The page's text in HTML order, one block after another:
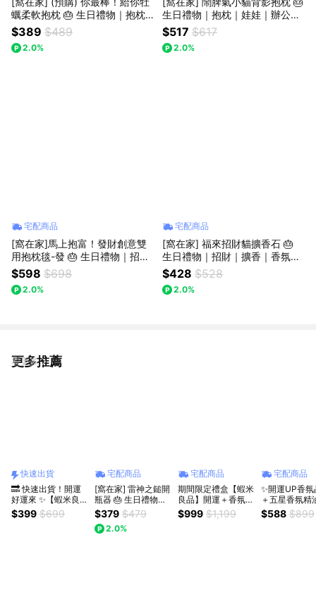
蠣柔軟抱枕 🎂 生日禮物｜抱枕
｜娃娃｜療癒｜獅子座｜七夕禮
物｜父親節
$389 $489
2.0%
生日禮物｜抱枕｜娃娃｜辦公室
｜貓咪｜療癒｜實用｜同事｜上
班族｜貓奴｜獅子座｜七夕禮物
｜父親節
$517 $617
2.0%
宅配商品
[窩在家]馬上抱富！發財創意雙
用抱枕毯-發 🎂 生日禮物｜招財
｜抱枕｜娃娃｜開運納福｜午睡
毯｜毯子｜療癒｜升遷升職｜喬
遷｜開業開店｜實用｜同事｜上
$598 $698
2.0%
宅配商品
[窩在家] 福來招財貓擴香石 🎂
生日禮物｜招財｜擴香｜香氛｜
療癒｜喬遷｜閨蜜｜獅子座｜七
夕禮物｜禮盒｜父親節
$428 $528
2.0%
更多推薦
看更多
快速出貨
🔜 快速出貨！開運
好運來 ✨【蝦米良
品】天然水晶小豆丁
招財開運小禮物 辦
$399 $699
宅配商品
[窩在家] 雷神之鎚開
瓶器 🎂 生日禮物｜
辦公室｜實用｜同事
｜上班族｜獅子座｜
七夕禮物｜父親節
$379 $479
2.0%
宅配商品
期間限定禮盒【蝦米
良品】開運＋香氛好
禮組合！香氛擴香花
束禮盒 開運小豆丁
$999 $1,199
宅配商品
✨開運UP香氛
＋五星香氛精
✨【蝦米良品
水晶小豆丁 招
$588 $899